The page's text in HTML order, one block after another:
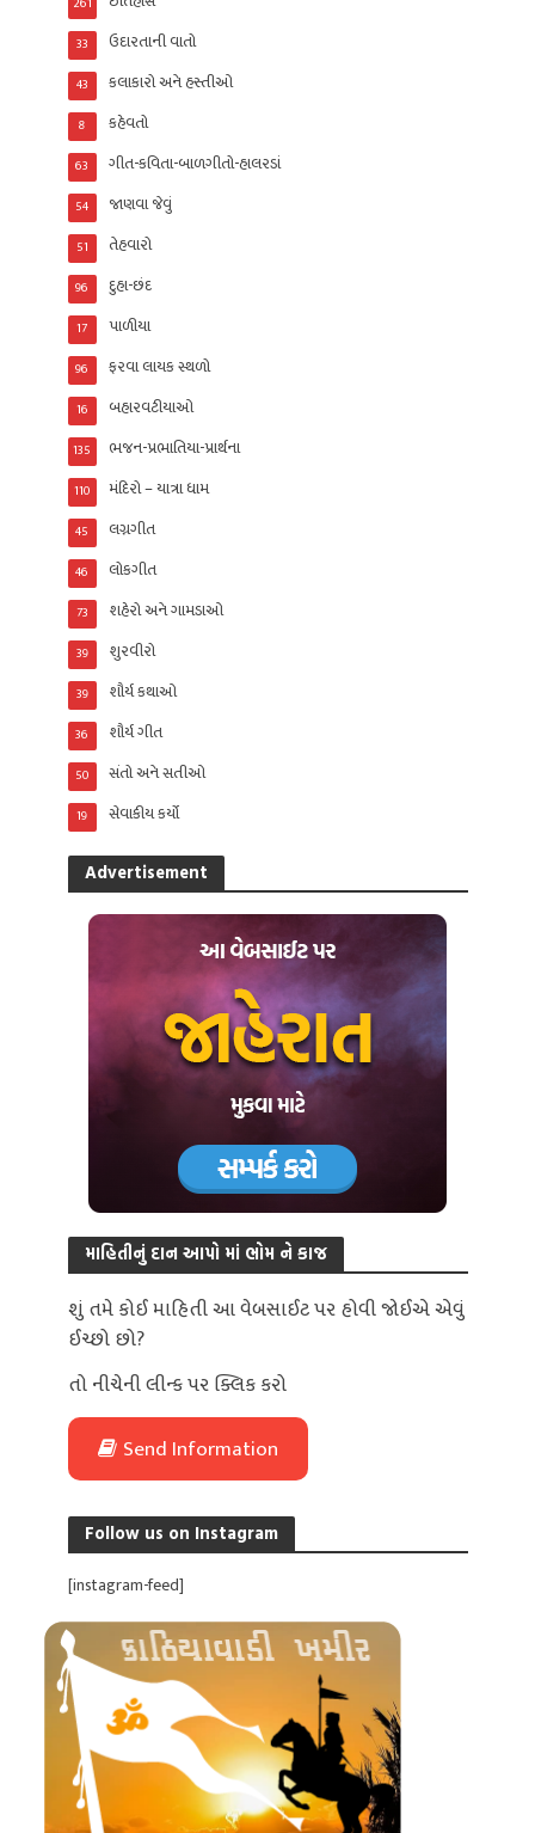
ઉદારતાની વાતો
33
કલાકારો અને હસ્તીઓ
43
કહેવતો
8
ગીત-કવિતા-બાળગીતો-હાલરડાં
63
જાણવા જેવું
54
તેહવારો
51
દુહા-છંદ
96
પાળીયા
17
ફરવા લાયક સ્થળો
96
બહારવટીયાઓ
16
ભજન-પ્રભાતિયા-પ્રાર્થના
135
મંદિરો – યાત્રા ધામ
110
લગ્નગીત
45
લોકગીત
46
શહેરો અને ગામડાઓ
73
શુરવીરો
39
શૌર્ય કથાઓ
39
શૌર્ય ગીત
36
સંતો અને સતીઓ
50
સેવાકીય કર્યો
19
Advertisement
માહિતીનું દાન આપો માં ભોમ ને કાજ
શું તમે કોઈ માહિતી આ વેબસાઈટ પર હોવી જોઈએ એવું
ઈચ્છો છો?
તો નીચેની લીન્ક પર ક્લિક કરો
Send Information
Follow us on Instagram
[instagram-feed]